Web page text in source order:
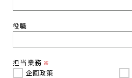
役職
担当業務 ※
企画政策